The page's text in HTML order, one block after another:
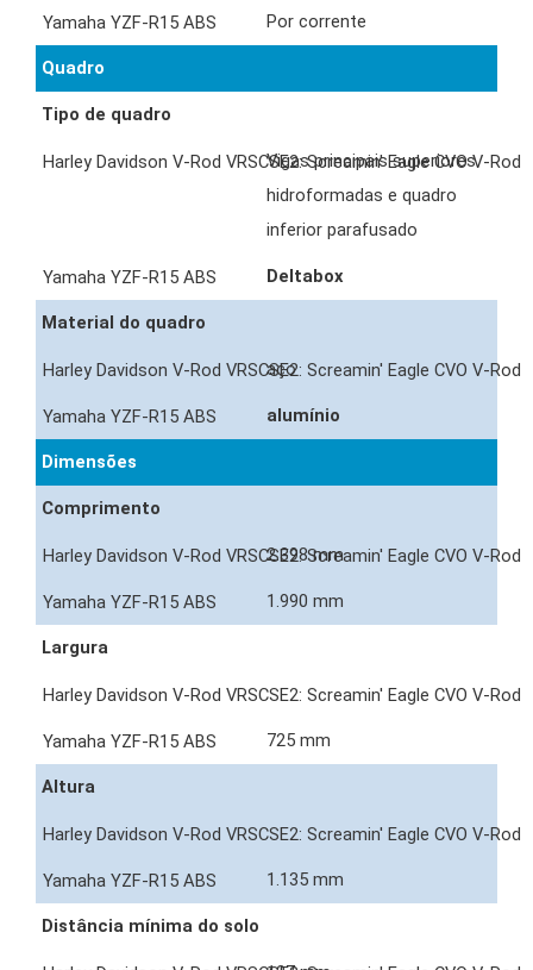
Por corrente
Quadro
Tipo de quadro
Vigas principais superiores
hidroformadas e quadro
inferior parafusado
Deltabox
Material do quadro
aço
alumínio
Dimensões
Comprimento
2.398 mm
1.990 mm
Largura
725 mm
Altura
1.135 mm
Distância mínima do solo